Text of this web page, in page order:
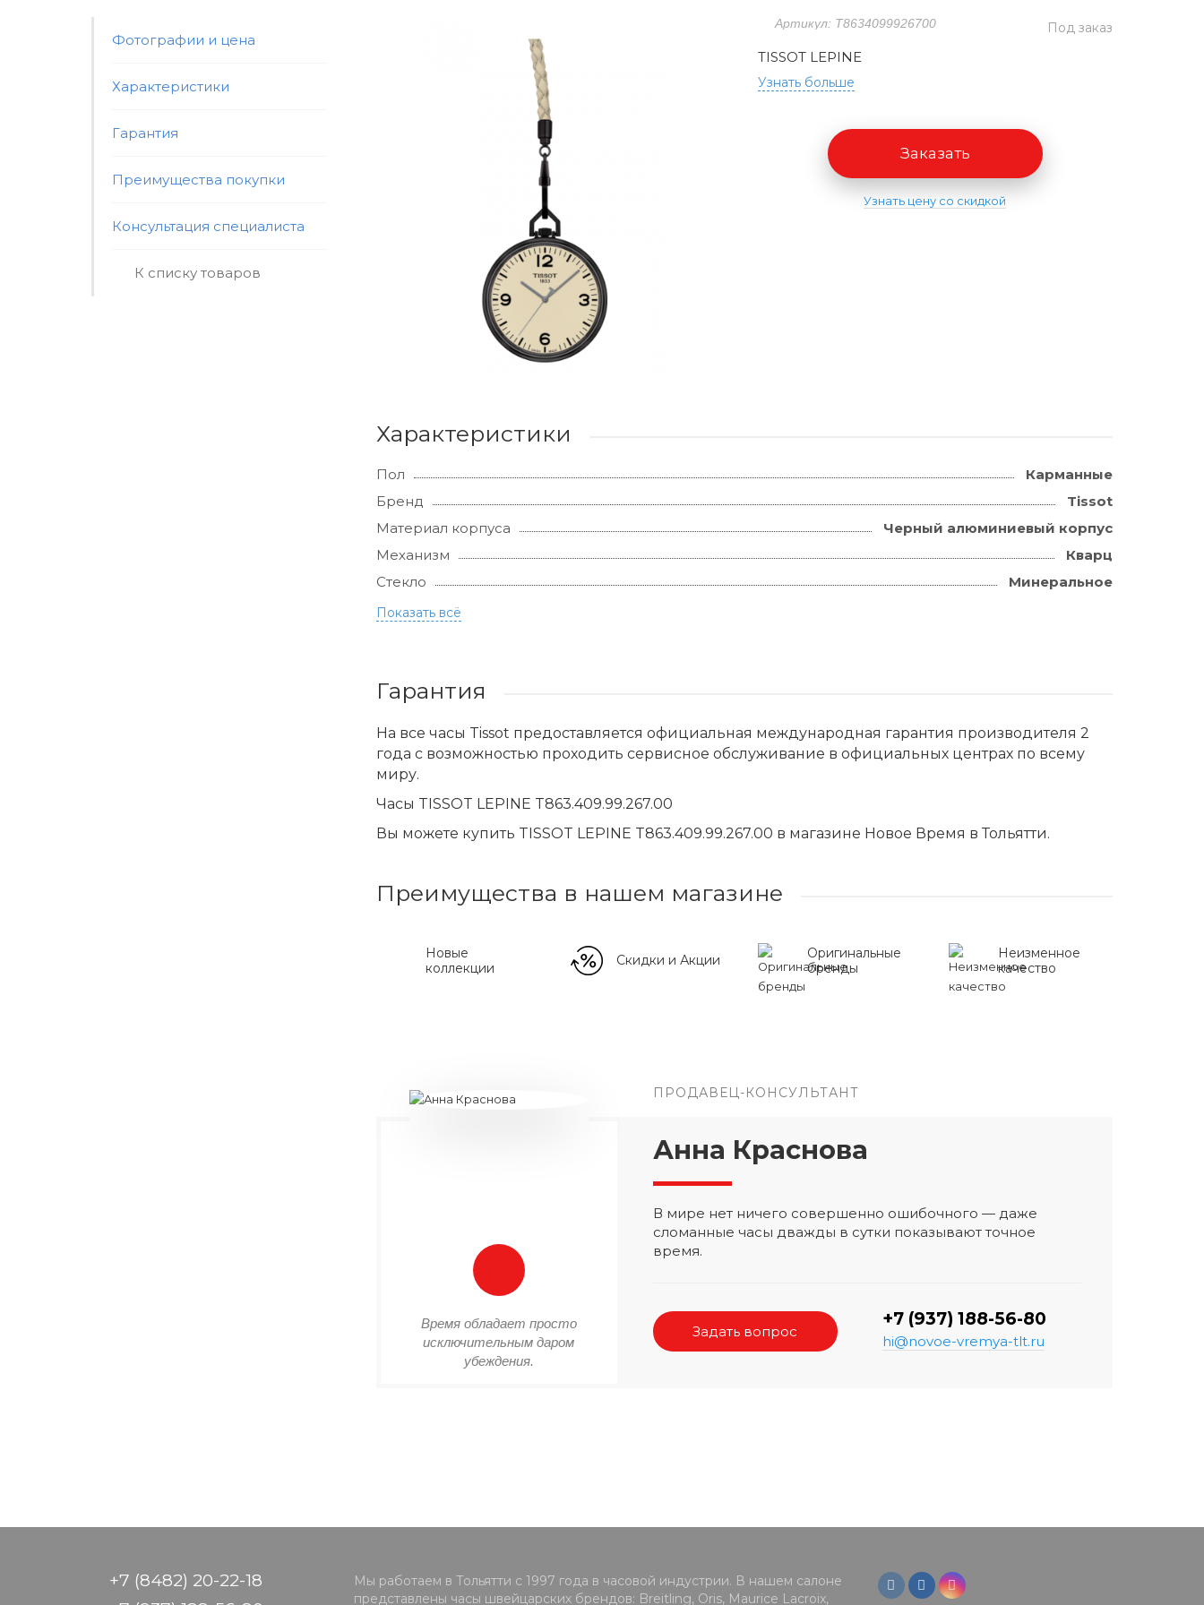
Фотографии и цена
Характеристики
Гарантия
Преимущества покупки
Консультация специалиста
К списку товаров
Артикул: T8634099926700 Под заказ
TISSOT LEPINE
Узнать больше
Заказать
Узнать цену со скидкой
Характеристики
Пол
Карманные
Бренд
Tissot
Материал корпуса
Черный алюминиевый корпус
Механизм
Кварц
Стекло
Минеральное
Показать всё
Гарантия
На все часы Tissot предоставляется официальная международная гарантия производителя 2
года с возможностью проходить сервисное обслуживание в официальных центрах по всему
миру.
Часы TISSOT LEPINE T863.409.99.267.00
Вы можете купить TISSOT LEPINE T863.409.99.267.00 в магазине Новое Время в Тольятти.
Преимущества в нашем магазине
Новые
коллекции
Скидки и Акции
Оригинальные
бренды
Неизменное
качество
ПРОДАВЕЦ-КОНСУЛЬТАНТ
Время обладает просто
исключительным даром
убеждения.
Анна Краснова
В мире нет ничего совершенно ошибочного — даже
сломанные часы дважды в сутки показывают точное
время.
Задать вопрос
+7 (937) 188-56-80
hi@novoe-vremya-tlt.ru
+7 (8482) 20-22-18
Мы работаем в Тольятти с 1997 года в часовой индустрии. В нашем салоне
представлены часы швейцарских брендов: Breitling, Oris, Maurice Lacroix,